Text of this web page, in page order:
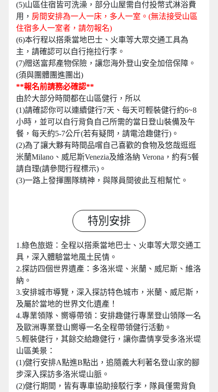
(5)山區住宿皆可洗澡，部分山屋需自付投幣式淋浴費
用， 房間安排為一人一床，多人一室。(無法接受山區
住宿多人一室者，請勿報名)
(6)本行程以搭乘當地巴士、火車等大眾交通工具為
主，請確認可以自行拖拉行李。
(7)贈送富邦產物保險，讓您海外登山安全加倍保障。
(須與團體團進團出)
**報名前請務必確認**
由於大部分時間都在山區健行，所以
(1)請確認你可以連續健行7天、每天可輕裝健行約6~8
小時，並可以自行背負自己所需的當日登山裝備及午
餐，每天約5-7公斤(若有疑問，請電洽趣健行)。
(2)為了讓大夥有時間品嚐自己喜歡的食物及悠哉逛逛
米蘭Milano、威尼斯Venezia及維洛納 Verona，約有5餐
請自理(請參閱行程標示)。
(3)一路上發揮團隊精神，與隊員間彼此互相幫忙。
特別安排
1.綠色旅遊：全程以搭乘當地巴士、火車等大眾交通工
具，深入體驗當地風土民情。
2.探訪四個世界遺產：多洛米堤、米蘭、威尼斯、維洛
納。
3.安排城市導覽，深入探訪特色城市，米蘭、威尼斯，
及屬於當地的世界文化遺產！
4.專業領隊、嚮導帶領：安排趣健行專業登山領隊一名
及歐洲專業登山嚮導一名全程帶領健行活動。
5.輕裝健行，其餘交給趣健行，讓你盡情享受多洛米堤
山區美景：
(1)健行安排A點進B點出，追隨義大利著名登山家的腳
步深入探訪多洛米堤山脈。
(2)健行期間，皆有專車協助接駁行李，隊員僅需背負